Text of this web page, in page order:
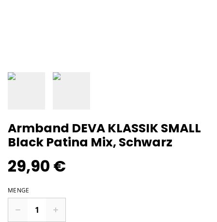
Armband DEVA KLASSIK SMALL
Black Patina Mix, Schwarz
29,90 €
MENGE